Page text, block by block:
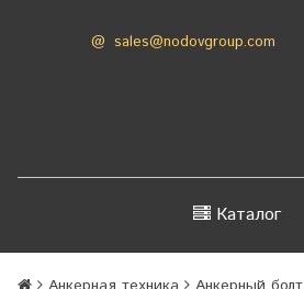
@ sales@nodovgroup.com
Каталог